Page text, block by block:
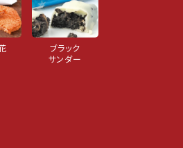
ブラック
サンダー